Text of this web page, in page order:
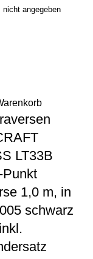
nicht angegeben
LT33B
Punkt
1,0 m, in
schwarz